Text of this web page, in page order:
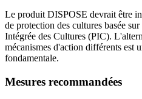
Le produit DISPOSE devrait être
de protection des cultures basée
Intégrée des Cultures (PIC).
mécanismes d'action différents est
fondamentale.
Mesures recommandées